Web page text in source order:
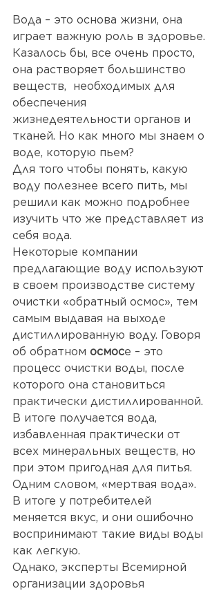
Вода – это основа жизни, она
играет важную роль в здоровье.
Казалось бы, все очень просто,
она растворяет большинство
веществ,  необходимых для
обеспечения
жизнедеятельности органов и
тканей. Но как много мы знаем о
воде, которую пьем?
Для того чтобы понять, какую
воду полезнее всего пить, мы
решили как можно подробнее
изучить что же представляет из
себя вода.
Некоторые компании
предлагающие воду используют
в своем производстве систему
очистки «обратный осмос», тем
самым выдавая на выходе
дистиллированную воду. Говоря
об обратном осмосе – это
процесс очистки воды, после
которого она становиться
практически дистиллированной.
В итоге получается вода,
избавленная практически от
всех минеральных веществ, но
при этом пригодная для питья.
Одним словом, «мертвая вода».
В итоге у потребителей
меняется вкус, и они ошибочно
воспринимают такие виды воды
как легкую.
Однако, эксперты Всемирной
организации здоровья